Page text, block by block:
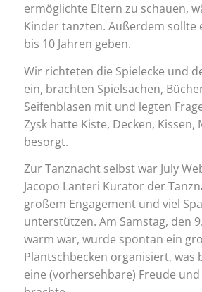
ermöglichte Eltern zu schauen,
Kinder tanzten. Außerdem sollte
bis 10 Jahren geben.
Wir richteten die Spielecke und
ein, brachten Spielsachen,
Seifenblasen mit und legten
Zysk hatte Kiste, Decken, Kissen,
besorgt.
Zur Tanznacht selbst war July
Jacopo Lanteri Kurator der
großem Engagement und viel
unterstützen. Am Samstag, den
warm war, wurde spontan ein
Plantschbecken organisiert, was
eine (vorhersehbare) Freude